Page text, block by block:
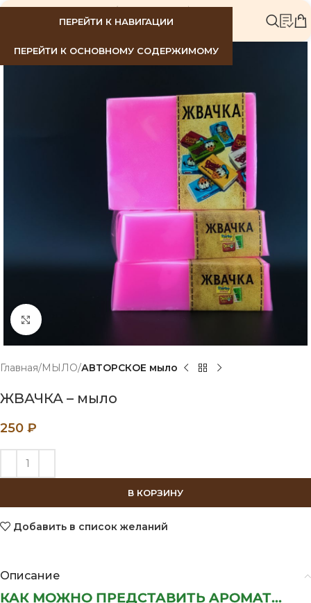
ПЕРЕЙТИ К НАВИГАЦИИ
ПЕРЕЙТИ К ОСНОВНОМУ СОДЕРЖИМОМУ
Нажмите, чтобы увеличить
Главная МЫЛО АВТОРСКОЕ мыло
ЖВАЧКА – мыло
250 ₽
В КОРЗИНУ
Добавить в список желаний
Описание
КАК МОЖНО ПРЕДСТАВИТЬ АРОМАТ...